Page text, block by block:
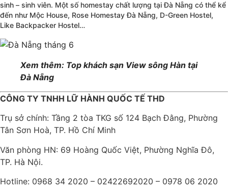
sinh – sinh viên. Một số homestay chất lượng tại Đà Nẵng có thể kể
đến như Mộc House, Rose Homestay Đà Nẵng, D-Green Hostel,
Like Backpacker Hostel…
Xem thêm: Top khách sạn View sông Hàn tại
Đà Nẵng
CÔNG TY TNHH LỮ HÀNH QUỐC TẾ THD
Trụ sở chính: Tầng 2 tòa TKG số 124 Bạch Đằng, Phường
Tân Sơn Hoà, TP. Hồ Chí Minh
Văn phòng HN: 69 Hoàng Quốc Việt, Phường Nghĩa Đô,
TP. Hà Nội.
Hotline: 0968 34 2020 – 02422692020 – 0978 06 2020